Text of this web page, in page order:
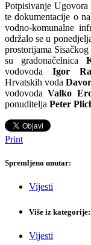
Potpisivanje
te dokumentacije o
vodno-komunalne
održalo se u
prostorijama
su gradonačelnica
vodovodaIgor
Hrvatskih voda
vodovodaValko
ponuditelja Peter
Print
Spremljeno unutar:
Vijesti
Više iz kategorije:
Vijesti